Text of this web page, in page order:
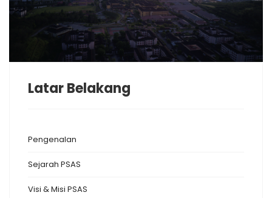
Latar Belakang
Pengenalan
Sejarah PSAS
Visi & Misi PSAS